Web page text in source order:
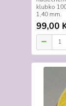
klubko
1,40 mm.
99,00